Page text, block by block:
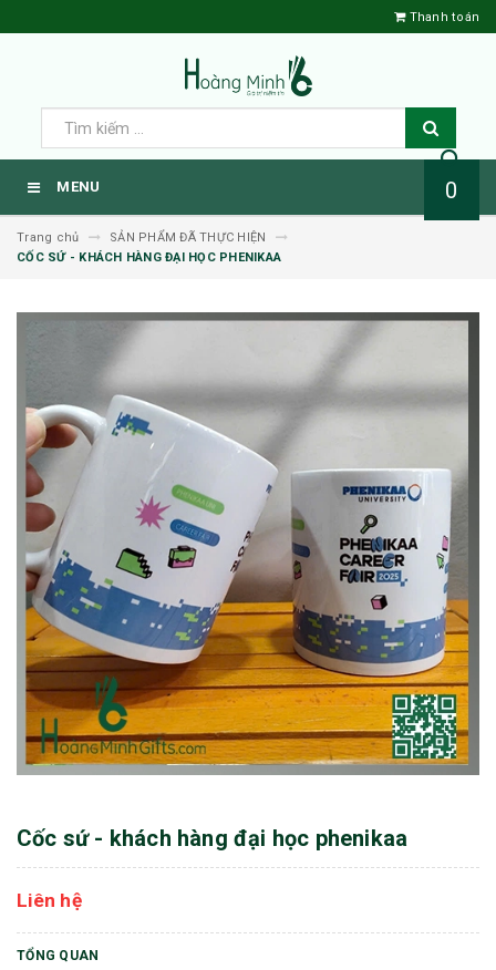
Thanh toán
MENU 0
Trang chủ
SẢN PHẨM ĐÃ THỰC HIỆN
CỐC SỨ - KHÁCH HÀNG ĐẠI HỌC PHENIKAA
Cốc sứ - khách hàng đại học phenikaa
Liên hệ
TỔNG QUAN